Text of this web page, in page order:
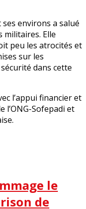
environs a salué
militaires. Elle
peu les atrocités et
sur les
dans cette
l’appui financier et
l’ONG-Sofepadi et
le
de